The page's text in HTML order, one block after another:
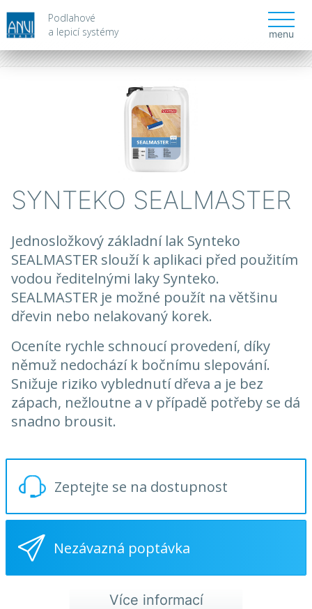
Podlahové
a lepicí systémy
menu
SYNTEKO SEALMASTER
Jednosložkový základní lak Synteko
SEALMASTER slouží k aplikaci před použitím
vodou ředitelnými laky Synteko.
SEALMASTER je možné použít na většinu
dřevin nebo nelakovaný korek.
Oceníte rychle schnoucí provedení, díky
němuž nedochází k bočnímu slepování.
Snižuje riziko vyblednutí dřeva a je bez
zápach, nežloutne a v případě potřeby se dá
snadno brousit.
Zeptejte se na dostupnost
Nezávazná poptávka
Více informací